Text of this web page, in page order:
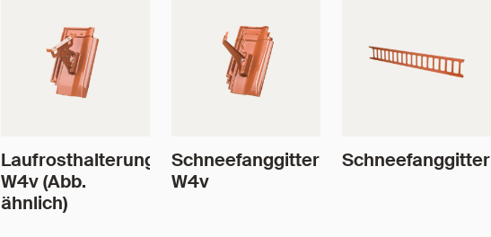
Laufrosthalterung
W4v (Abb.
ähnlich)
Schneefanggitterhalterung
W4v
Schneefanggitter